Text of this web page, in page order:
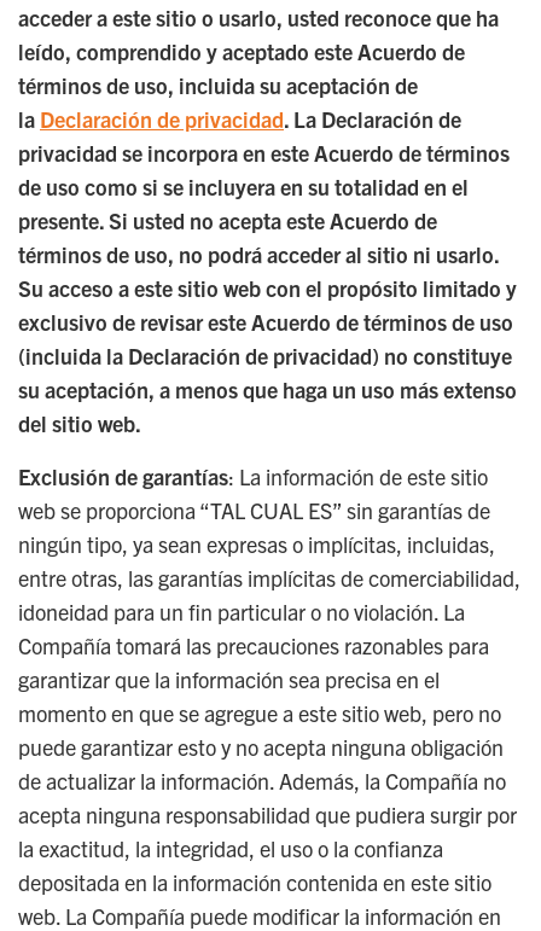
acceder a este sitio o usarlo, usted reconoce que ha
leído, comprendido y aceptado este Acuerdo de
términos de uso, incluida su aceptación de
la Declaración de privacidad. La Declaración de
privacidad se incorpora en este Acuerdo de términos
de uso como si se incluyera en su totalidad en el
presente. Si usted no acepta este Acuerdo de
términos de uso, no podrá acceder al sitio ni usarlo.
Su acceso a este sitio web con el propósito limitado y
exclusivo de revisar este Acuerdo de términos de uso
(incluida la Declaración de privacidad) no constituye
su aceptación, a menos que haga un uso más extenso
del sitio web.
Exclusión de garantías: La información de este sitio
web se proporciona “TAL CUAL ES” sin garantías de
ningún tipo, ya sean expresas o implícitas, incluidas,
entre otras, las garantías implícitas de comerciabilidad,
idoneidad para un fin particular o no violación. La
Compañía tomará las precauciones razonables para
garantizar que la información sea precisa en el
momento en que se agregue a este sitio web, pero no
puede garantizar esto y no acepta ninguna obligación
de actualizar la información. Además, la Compañía no
acepta ninguna responsabilidad que pudiera surgir por
la exactitud, la integridad, el uso o la confianza
depositada en la información contenida en este sitio
web. La Compañía puede modificar la información en